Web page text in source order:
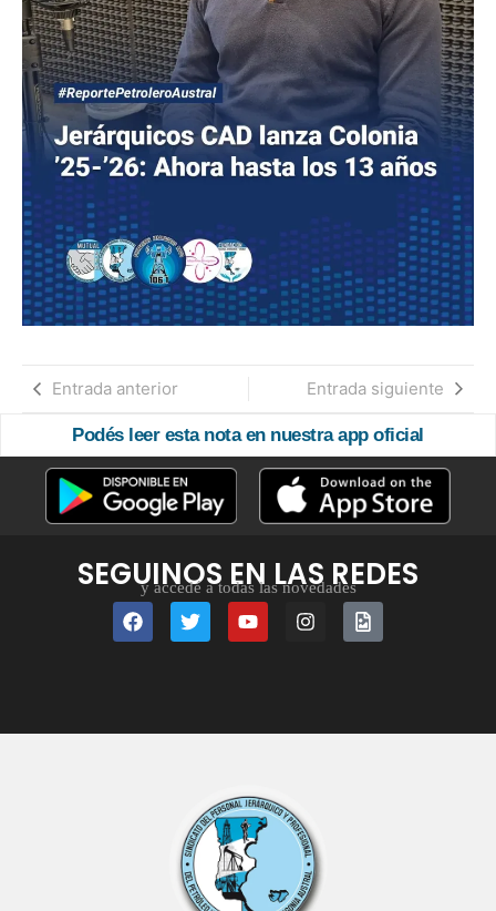
Entrada anterior Entrada siguiente
Podés leer esta nota en nuestra app oficial
SEGUINOS EN LAS REDES
y accedé a todas las novedades